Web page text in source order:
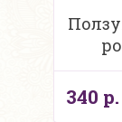
340 р.